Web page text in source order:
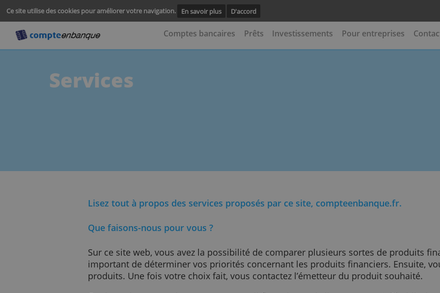
Ce site utilise des cookies pour améliorer votre navigation. En savoir plus
Comptes bancaires Prêts Investissements Pour
Services
Lisez tout à propos des services proposés par ce site,
Que faisons-nous pour vous ?